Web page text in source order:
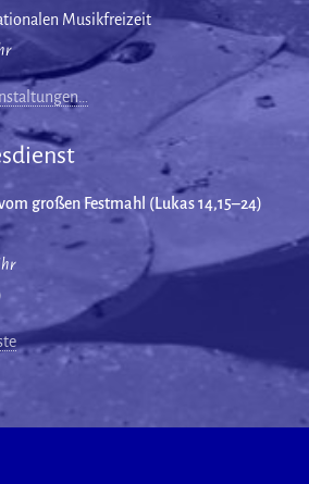
Musikfreizeit
großen Festmahl (Lukas 14,15–24)